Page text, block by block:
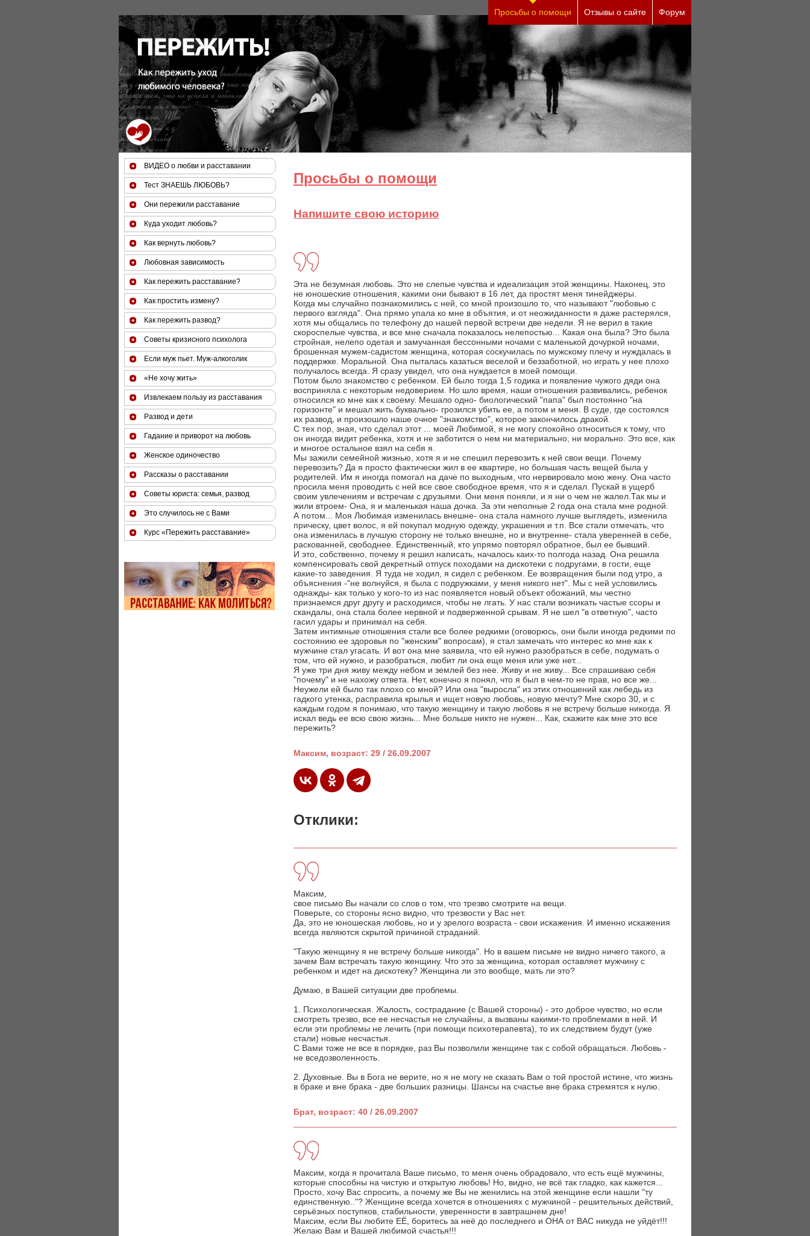
Просьбы о помощи Отзывы о сайте Форум
Просьбы о помощи
Напишите свою историю
Эта не безумная любовь. Это не слепые чувства и идеализация этой женщины. Наконец, это
не юношеские отношения, какими они бывают в 16 лет, да простят меня тинейджеры.
Когда мы случайно познакомились с ней, со мной произошло то, что называют "любовью с
первого взгляда". Она прямо упала ко мне в объятия, и от неожиданности я даже растерялся,
хотя мы общались по телефону до нашей первой встречи две недели. Я не верил в такие
скороспелые чувства, и все мне сначала показалось нелепостью... Какая она была? Это была
стройная, нелепо одетая и замучанная бессонными ночами с маленькой дочуркой ночами,
брошенная мужем-садистом женщина, которая соскучилась по мужскому плечу и нуждалась в
поддержке. Моральной. Она пыталась казаться веселой и беззаботной, но играть у нее плохо
получалось всегда. Я сразу увидел, что она нуждается в моей помощи.
Потом было знакомство с ребенком. Ей было тогда 1,5 годика и появление чужого дяди она
восприняла с некоторым недоверием. Но шло время, наши отношения развивались, ребенок
относился ко мне как к своему. Мешало одно- биологический "папа" был постоянно "на
горизонте" и мешал жить буквально- грозился убить ее, а потом и меня. В суде, где состоялся
их развод, и произошло наше очное "знакомство", которое закончилось дракой.
С тех пор, зная, что сделал этот ... моей Любимой, я не могу спокойно относиться к тому, что
он иногда видит ребенка, хотя и не заботится о нем ни материально, ни морально. Это все, как
и многое остальное взял на себя я.
Мы зажили семейной жизнью, хотя я и не спешил перевозить к ней свои вещи. Почему
перевозить? Да я просто фактически жил в ее квартире, но большая часть вещей была у
родителей. Им я иногда помогал на даче по выходным, что нервировало мою жену. Она часто
просила меня проводить с ней все свое свободное время, что я и сделал. Пускай в ущерб
своим увлечениям и встречам с друзьями. Они меня поняли, и я ни о чем не жалел.Так мы и
жили втроем- Она, я и маленькая наша дочка. За эти неполные 2 года она стала мне родной.
А потом... Моя Любимая изменилась внешне- она стала намного лучше выглядеть, изменила
прическу, цвет волос, я ей покупал модную одежду, украшения и т.п. Все стали отмечать, что
она изменилась в лучшую сторону не только внешне, но и внутренне- стала уверенней в себе,
раскованней, свободнее. Единственный, кто упрямо повторял обратное, был ее бывший.
И это, собственно, почему я решил написать, началось каих-то полгода назад. Она решила
компенсировать свой декретный отпуск походами на дискотеки с подругами, в гости, еще
какие-то заведения. Я туда не ходил, я сидел с ребенком. Ее возвращения были под утро, а
объяснения -"не волнуйся, я была с подружками, у меня никого нет". Мы с ней условились
однажды- как только у кого-то из нас появляется новый объект обожаний, мы честно
признаемся друг другу и расходимся, чтобы не лгать. У нас стали возникать частые ссоры и
скандалы, она стала более нервной и подверженной срывам. Я не шел "в ответную", часто
гасил удары и принимал на себя.
Затем интимные отношения стали все более редкими (оговорюсь, они были иногда редкими по
состоянию ее здоровья по "женским" вопросам), я стал замечать что интерес ко мне как к
мужчине стал угасать. И вот она мне заявила, что ей нужно разобраться в себе, подумать о
том, что ей нужно, и разобраться, любит ли она еще меня или уже нет...
Я уже три дня живу между небом и землей без нее. Живу и не живу... Все спрашиваю себя
"почему" и не нахожу ответа. Нет, конечно я понял, что я был в чем-то не прав, но все же...
Неужели ей было так плохо со мной? Или она "выросла" из этих отношений как лебедь из
гадкого утенка, расправила крылья и ищет новую любовь, новую мечту? Мне скоро 30, и с
каждым годом я понимаю, что такую женщину и такую любовь я не встречу больше никогда. Я
искал ведь ее всю свою жизнь... Мне больше никто не нужен... Как, скажите как мне это все
пережить?
Максим, возраст: 29 / 26.09.2007
Отклики:
Максим,
свое письмо Вы начали со слов о том, что трезво смотрите на вещи.
Поверьте, со стороны ясно видно, что трезвости у Вас нет.
Да, это не юношеская любовь, но и у зрелого возраста - свои искажения. И именно искажения
всегда являются скрытой причиной страданий.
"Такую женщину я не встречу больше никогда". Но в вашем письме не видно ничего такого, а
зачем Вам встречать такую женщину. Что это за женщина, которая оставляет мужчину с
ребенком и идет на дискотеку? Женщина ли это вообще, мать ли это?
Думаю, в Вашей ситуации две проблемы.
1. Психологическая. Жалость, сострадание (с Вашей стороны) - это доброе чувство, но если
смотреть трезво, все ее несчастья не случайны, а вызваны какими-то проблемами в ней. И
если эти проблемы не лечить (при помощи психотерапевта), то их следствием будут (уже
стали) новые несчастья.
С Вами тоже не все в порядке, раз Вы позволили женщине так с собой обращаться. Любовь -
не вседозволенность.
2. Духовные. Вы в Бога не верите, но я не могу не сказать Вам о той простой истине, что жизнь
в браке и вне брака - две больших разницы. Шансы на счастье вне брака стремятся к нулю.
Брат, возраст: 40 / 26.09.2007
Максим, когда я прочитала Ваше письмо, то меня очень обрадовало, что есть ещё мужчины,
которые способны на чистую и открытую любовь! Но, видно, не всё так гладко, как кажется...
Просто, хочу Вас спросить, а почему же Вы не женились на этой женщине если нашли "ту
единственную.."? Женщине всегда хочется в отношениях с мужчиной - решительных действий,
серьёзных поступков, стабильности, уверенности в завтрашнем дне!
Максим, если Вы любите ЕЁ, боритесь за неё до последнего и ОНА от ВАС никуда не уйдёт!!!
Желаю Вам и Вашей любимой счастья!!!
ВИДЕО о любви и расставании
Тест ЗНАЕШЬ ЛЮБОВЬ?
Они пережили расставание
Куда уходит любовь?
Как вернуть любовь?
Любовная зависимость
Как пережить расставание?
Как простить измену?
Как пережить развод?
Советы кризисного психолога
Если муж пьет. Муж-алкоголик
«Не хочу жить»
Извлекаем пользу из расставания
Развод и дети
Гадание и приворот на любовь
Женское одиночество
Рассказы о расставании
Советы юриста: семья, развод
Это случилось не с Вами
Курс «Пережить расставание»